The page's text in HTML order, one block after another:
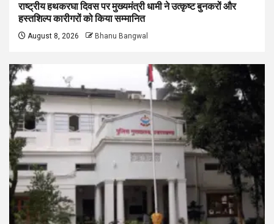
राष्ट्रीय हथकरघा दिवस पर मुख्यमंत्री धामी ने उत्कृष्ट बुनकरों और
हस्तशिल्प कारीगरों को किया सम्मानित
August 8, 2026 Bhanu Bangwal